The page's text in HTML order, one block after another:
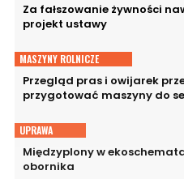
Za fałszowanie żywności
projekt ustawy
MASZYNY ROLNICZE
Przegląd pras i owijarek
przygotować maszyny do
UPRAWA
Międzyplony w
obornika